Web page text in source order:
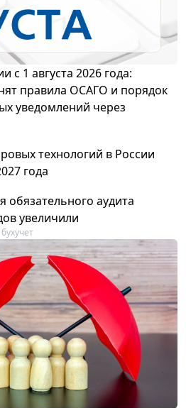
с 1 августа 2026 года:
правила ОСАГО и порядок
уведомлений через
технологий в России
года
аудита
увеличили